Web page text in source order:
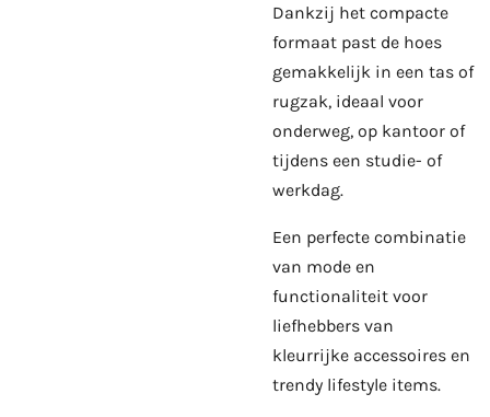
Dankzij het compacte
formaat past de hoes
gemakkelijk in een tas of
rugzak, ideaal voor
onderweg, op kantoor of
tijdens een studie- of
werkdag.
Een perfecte combinatie
van mode en
functionaliteit voor
liefhebbers van
kleurrijke accessoires en
trendy lifestyle items.